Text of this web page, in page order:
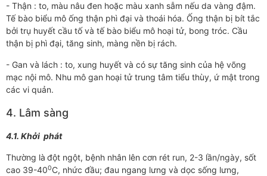
- Thận : to, màu nâu đen hoặc màu xanh sẫm nếu da vàng đậm.
Tế bào biểu mô ống thận phì đại và thoái hóa. Ống thận bị bít tắc
bởi trụ huyết cầu tố và tế bào biểu mô hoại tử, bong tróc. Cầu
thận bị phì đại, tăng sinh, màng nền bị rách.
- Gan và lách : to, xung huyết và có sự tăng sinh của hệ võng
mạc nội mô. Nhu mô gan hoại tử trung tâm tiểu thùy, ứ mật trong
các vi quản.
4. Lâm sàng
4.1. Khởi phát
Thường là đột ngột, bệnh nhân lên cơn rét run, 2-3 lần/ngày, sốt
cao 39-400C, nhức đầu; đau ngang lưng và dọc sống lưng,